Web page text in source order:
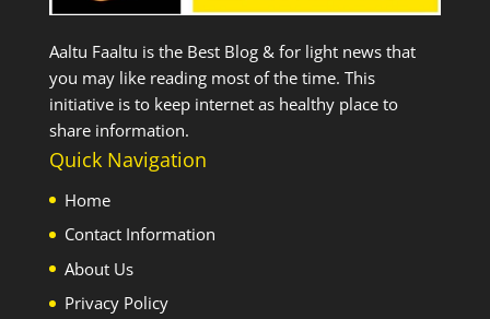
Aaltu Faaltu is the Best Blog & for light news that
you may like reading most of the time. This
initiative is to keep internet as healthy place to
share information.
Quick Navigation
Home
Contact Information
About Us
Privacy Policy